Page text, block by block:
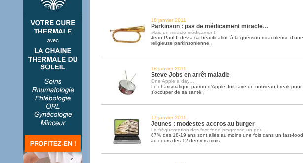
18 janvier 2011
Parkinson : pas de médicament miracle…
Mais un miracle médicament
Jean-Paul II devra sa béatification à la guérison miraculeuse d’une
religieuse parkinsonienne.
18 janvier 2011
Steve Jobs en arrêt maladie
One Apple a day…
Le charismatique patron d’Apple doit faire un nouveau break pour
s’occuper de sa santé.
17 janvier 2011
Jeunes : modestes accros au burger
La fréquentation des fast-food progresse un peu
87% des 18-19 ans sont allés au moins une fois dans un fast-food
au cours des 12 derniers mois.